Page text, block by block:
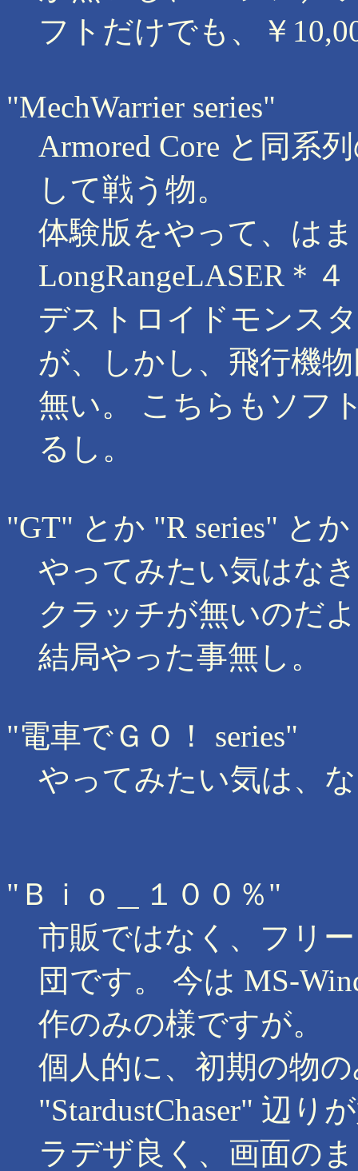
フトだけでも、￥
"MechWarrier series"
Armored Core と同系
して戦う物。
体験版をやって、は
LongRangeLASER＊
デストロイドモンス
が、しかし、飛行機
無い。 こちらもソフ
るし。
"GT" とか "R series" とか
やってみたい気はな
クラッチが無いのだ
結局やった事無し。
"電車でＧＯ！ series"
やってみたい気は、
"Ｂｉｏ＿１００％"
市販ではなく、フリ
団です。 今は MS-
作のみの様ですが。
個人的に、初期の物
"StardustChaser" 辺り
ラデザ良く、画面の